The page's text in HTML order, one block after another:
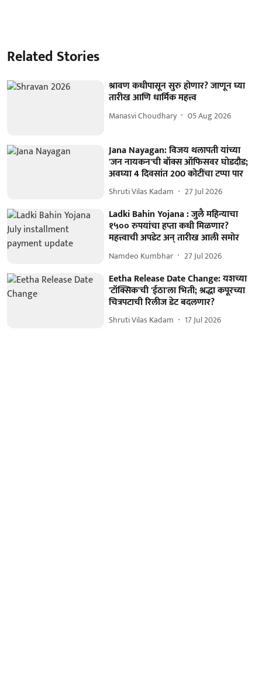
Related Stories
श्रावण कधीपासून सुरु होणार? जाणून घ्या
तारीख आणि धार्मिक महत्त्व
Manasvi Choudhary 05 Aug 2026
Jana Nayagan: विजय थलापती यांच्या
'जन नायकन'ची बॉक्स ऑफिसवर घोडदौड;
अवघ्या 4 दिवसांत 200 कोटींचा टप्पा पार
Shruti Vilas Kadam 27 Jul 2026
Ladki Bahin Yojana : जुलै महिन्याचा
१५०० रुपयांचा हप्ता कधी मिळणार?
महत्त्वाची अपडेट अन् तारीख आली समोर
Namdeo Kumbhar 27 Jul 2026
Eetha Release Date Change: यशच्या
'टॉक्सिक'ची 'ईठा'ला भिती; श्रद्धा कपूरच्या
चित्रपटाची रिलीज डेट बदलणार?
Shruti Vilas Kadam 17 Jul 2026